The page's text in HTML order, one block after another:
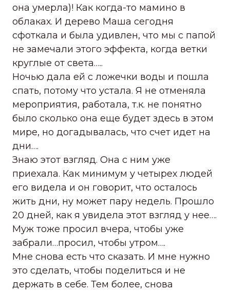
она умерла)! Как когда-то мамино в
облаках. И дерево Маша сегодня
сфоткала и была удивлен, что мы с папой
не замечали этого эффекта, когда ветки
круглые от света…..
Ночью дала ей с ложечки воды и пошла
спать, потому что устала. Я не отменяла
мероприятия, работала, т.к. не понятно
было сколько она еще будет здесь в этом
мире, но догадывалась, что счет идет на
дни….
Знаю этот взгляд. Она с ним уже
приехала. Как минимум у четырех людей
его видела и он говорит, что осталось
жить дни, ну может пару недель. Прошло
20 дней, как я увидела этот взгляд у нее….
Муж тоже просил вчера, чтобы уже
забрали…просил, чтобы утром….
Мне снова есть что сказать. И мне нужно
это сделать, чтобы поделиться и не
держать в себе. Тем более, снова